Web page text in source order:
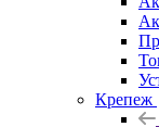
Крепеж